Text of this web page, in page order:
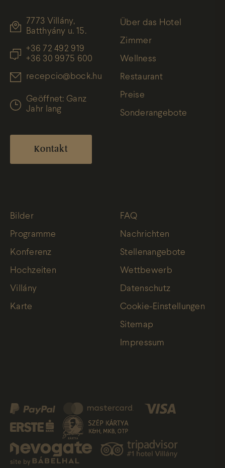
7773 Villány,
Batthyány u. 15.
+36 72 492 919
+36 30 9975 600
recepcio@bock.hu
Geöffnet: Ganz
Jahr lang
Kontakt
Über das Hotel
Zimmer
Wellness
Restaurant
Preise
Sonderangebote
Bilder
Programme
Konferenz
Hochzeiten
Villány
Karte
FAQ
Nachrichten
Stellenangebote
Wettbewerb
Datenschutz
Cookie-Einstellungen
Sitemap
Impressum
site by